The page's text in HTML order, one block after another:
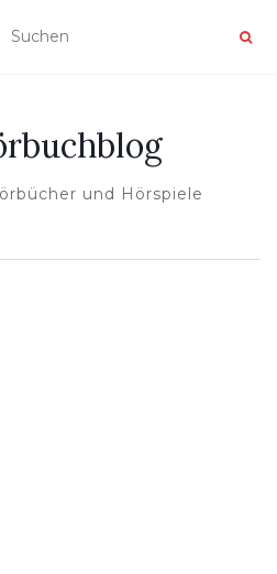
und Hörspiele